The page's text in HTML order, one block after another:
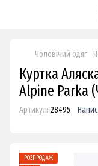
Чоловічий одяг
Куртка
Alpine Parka
Артикул: 28495
РОЗПРОДАЖ